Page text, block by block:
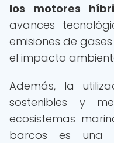
los motores
avances
emisiones de
el impacto
Además, la
sostenibles y
ecosistemas
barcos es una